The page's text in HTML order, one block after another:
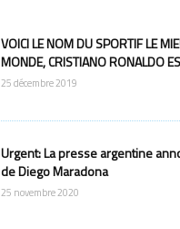
VOICI LE NOM DU SPORTIF LE
MONDE, CRISTIANO RONALDO
25 décembre 2019
Urgent: La presse argentine
de Diego Maradona
25 novembre 2020